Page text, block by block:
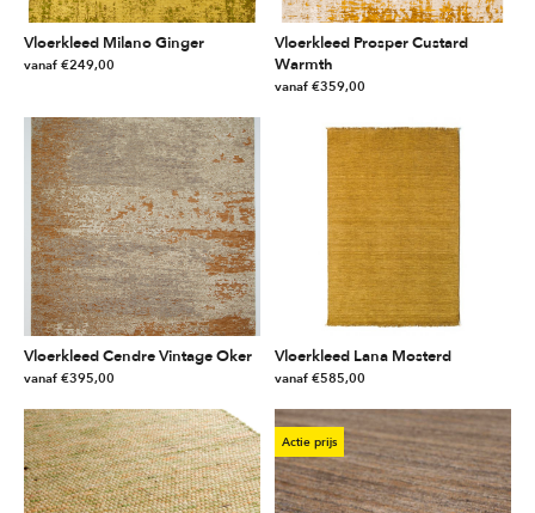
Vloerkleed Milano Ginger
vanaf€249,00
product
heeft
meerdere
variaties.
Deze
optie
kan
gekozen
worden
op
de
productpagina
Vloerkleed Prosper Custard
Warmth
vanaf€359,00
meerdere
op
de
productpagina
Vloerkleed Cendre Vintage Oker
vanaf€395,00
product
heeft
meerdere
variaties.
Vloerkleed Lana Mosterd
vanaf€585,00
product
heeft
meerdere
variaties.
Actie prijs